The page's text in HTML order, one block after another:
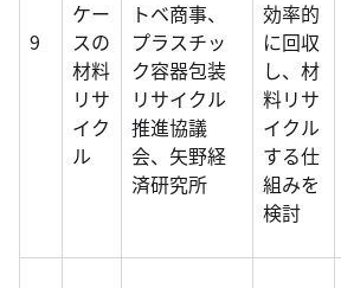
9
ケー
スの
材料
リサ
イク
ル
トベ商事、
プラスチッ
ク容器包装
リサイクル
推進協議
会、矢野経
済研究所
効率的
に回収
し、材
料リサ
イクル
する仕
組みを
検討